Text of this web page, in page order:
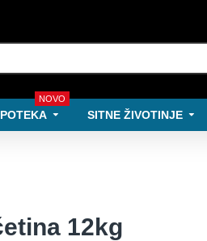
NOVO
SITNE ŽIVOTINJE
12kg